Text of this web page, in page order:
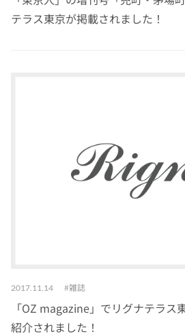
テラス東京が掲載されました！
2017.11.14 雑誌
「OZ magazine」でリグナテラス
紹介されました！